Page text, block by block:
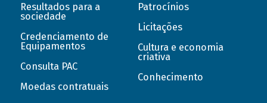
Resultados para a
sociedade
Credenciamento de
Equipamentos
Consulta PAC
Moedas contratuais
Patrocínios
Licitações
Cultura e economia
criativa
Conhecimento